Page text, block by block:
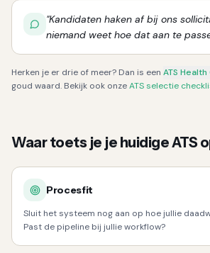
"Kandidaten haken af bij ons
niemand weet hoe dat aan te
Herken je er drie of meer? Dan is een ATS
goud waard. Bekijk ook onzeATS selectie
Waar toets je je huidige ATS
Procesfit
Sluit het systeem nog aan op hoe jullie
Past de pipeline bij jullie workflow?